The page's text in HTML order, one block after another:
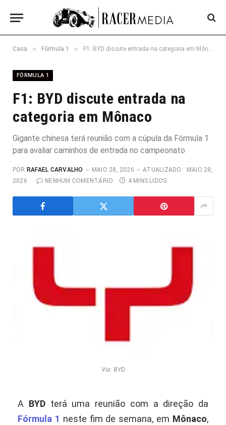
Casa » Fórmula 1 » F1: BYD discute entrada na categoria em Mônaco
FÓRMULA 1
F1: BYD discute entrada na
categoria em Mônaco
Gigante chinesa terá reunião com a cúpula da Fórmula 1
para avaliar caminhos de entrada no campeonato
POR RAFAEL CARVALHO MAIO 28, 2026 ATUALIZADO:
MAIO 28,
2026
NENHUM COMENTÁRIO 4 MINS LIDOS
Via: BYD
A BYDterá uma reunião com a direção da
Fórmula 1 neste fim de semana, em Mônaco,